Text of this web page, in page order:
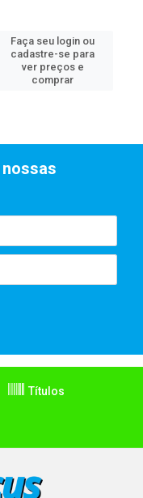
Faça seu login ou
cadastre-se para
ver preços e
comprar
Títulos